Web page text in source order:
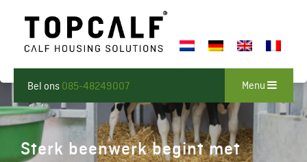
Bel ons 085-48249007 Menu
Sterk beenwerk begint met